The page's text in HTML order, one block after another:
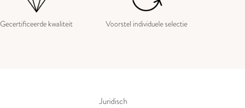
Gecertificeerde kwaliteit Voorstel individuele selectie
Juridisch